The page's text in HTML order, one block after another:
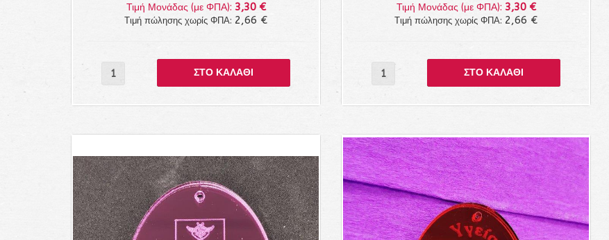
Τιμή Μονάδας (με ΦΠΑ): 3,30 €
Τιμή πώλησης χωρίς ΦΠΑ: 2,66 €
Τιμή Μονάδας (με ΦΠΑ): 3,30 €
Τιμή πώλησης χωρίς ΦΠΑ: 2,66 €